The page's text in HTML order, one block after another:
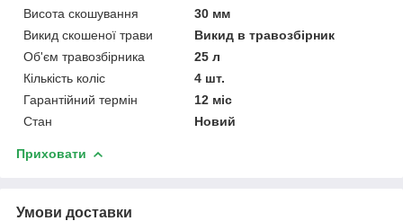
Висота скошування
30 мм
Викид скошеної трави
Викид в травозбірник
Об'єм травозбірника
25 л
Кількість коліс
4 шт.
Гарантійний термін
12 міс
Стан
Новий
Приховати
Умови доставки